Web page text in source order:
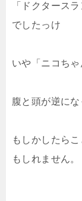
「ドクタース
でしたっけ
いや「ニコち
腹と頭が逆に
もしかしたら
もしれません。